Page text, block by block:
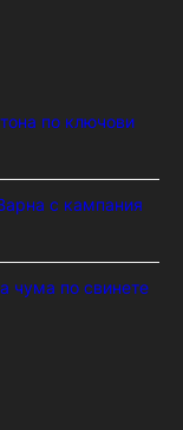
по ключови
с кампания
чума по свинете